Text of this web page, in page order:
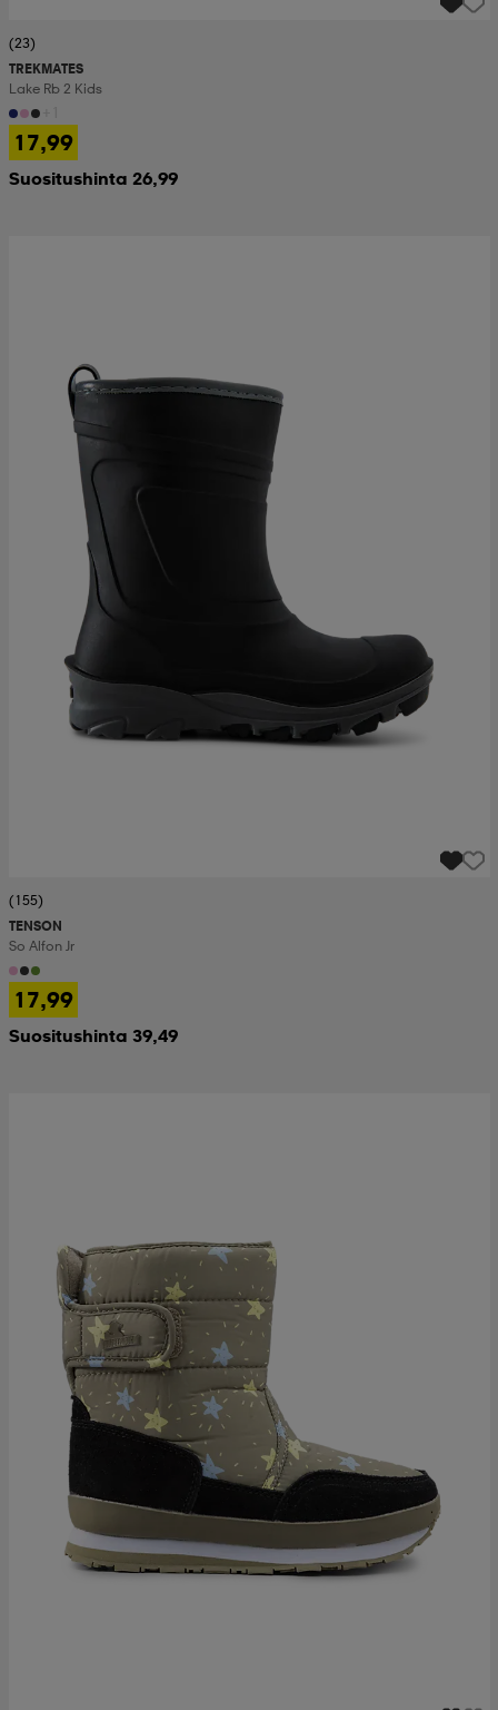
(23)
TREKMATES
Lake Rb 2 Kids
17,99
Suositushinta 26,99
(155)
TENSON
So Alfon Jr
17,99
Suositushinta 39,49